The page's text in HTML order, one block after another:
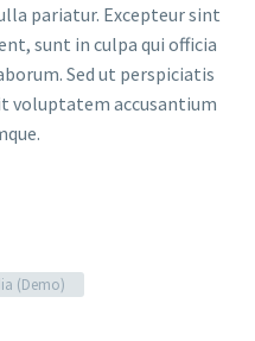
pariatur. Excepteur sint
sunt in culpa qui officia
Sed ut perspiciatis
voluptatem accusantium
(Demo)